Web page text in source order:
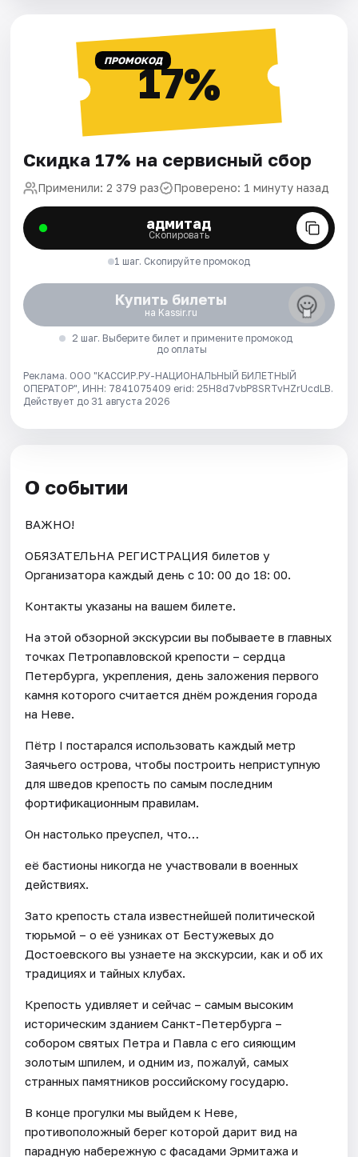
ПРОМОКОД17%
Скидка 17% на сервисный сбор
Применили: 2 379 раз Проверено: 1 минуту назад
адмитад
Скопировать
1 шаг. Скопируйте промокод
Купить билеты
на Kassir.ru
2 шаг. Выберите билет и примените промокод
до оплаты
Реклама. ООО "КАССИР.РУ-НАЦИОНАЛЬНЫЙ БИЛЕТНЫЙ
ОПЕРАТОР", ИНН: 7841075409 erid: 25H8d7vbP8SRTvHZrUcdLB.
Действует до 31 августа 2026
О событии
ВАЖНО!
ОБЯЗАТЕЛЬНА РЕГИСТРАЦИЯ билетов у
Организатора каждый день c 10: 00 до 18: 00.
Контакты указаны на вашем билете.
На этой обзорной экскурсии вы побываете в главных
точках Петропавловской крепости – сердца
Петербурга, укрепления, день заложения первого
камня которого считается днём рождения города
на Неве.
Пётр I постарался использовать каждый метр
Заячьего острова, чтобы построить неприступную
для шведов крепость по самым последним
фортификационным правилам.
Он настолько преуспел, что…
её бастионы никогда не участвовали в военных
действиях.
Зато крепость стала известнейшей политической
тюрьмой – о её узниках от Бестужевых до
Достоевского вы узнаете на экскурсии, как и об их
традициях и тайных клубах.
Крепость удивляет и сейчас – самым высоким
историческим зданием Санкт-Петербурга –
собором святых Петра и Павла с его сияющим
золотым шпилем, и одним из, пожалуй, самых
странных памятников российскому государю.
В конце прогулки мы выйдем к Неве,
противоположный берег которой дарит вид на
парадную набережную с фасадами Эрмитажа и